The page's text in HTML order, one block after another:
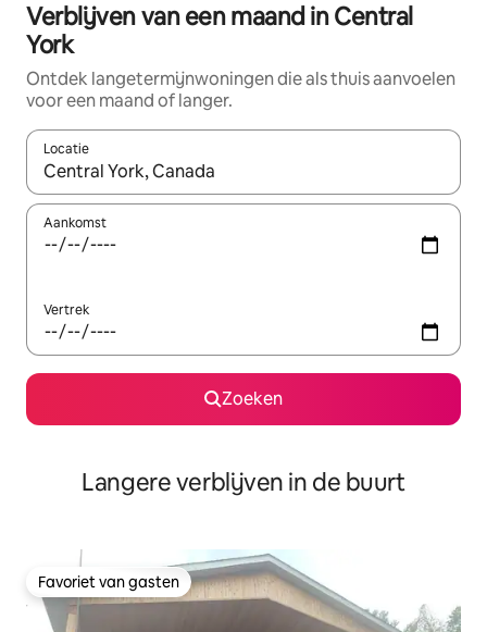
Verblijven van een maand in Central
York
Ontdek langetermijnwoningen die als thuis aanvoelen
voor een maand of langer.
Locatie
Wanneer er resultaten beschikbaar zijn, maak je een keuze
Aankomst
Vertrek
Zoeken
Langere verblijven in de buurt
Favoriet van gasten
Favoriet van gasten